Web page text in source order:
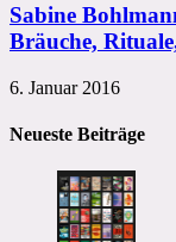
Sabine
Bräuche,
6. Januar 2016
Neueste Beiträge